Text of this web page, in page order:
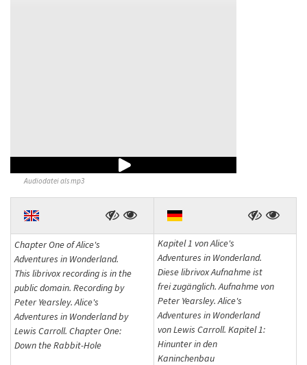
Audiodatei als mp3
Chapter One of Alice's
Adventures in Wonderland.
This librivox recording is in the
public domain. Recording by
Peter Yearsley. Alice's
Adventures in Wonderland by
Lewis Carroll. Chapter One:
Down the Rabbit-Hole
Kapitel 1 von Alice's
Adventures in Wonderland.
Diese librivox Aufnahme ist
frei zugänglich. Aufnahme von
Peter Yearsley. Alice's
Adventures in Wonderland
von Lewis Carroll. Kapitel 1:
Hinunter in den
Kaninchenbau